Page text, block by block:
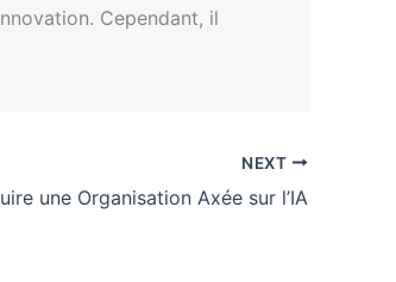
Cependant, il
NEXT
une Organisation Axée sur l’IA